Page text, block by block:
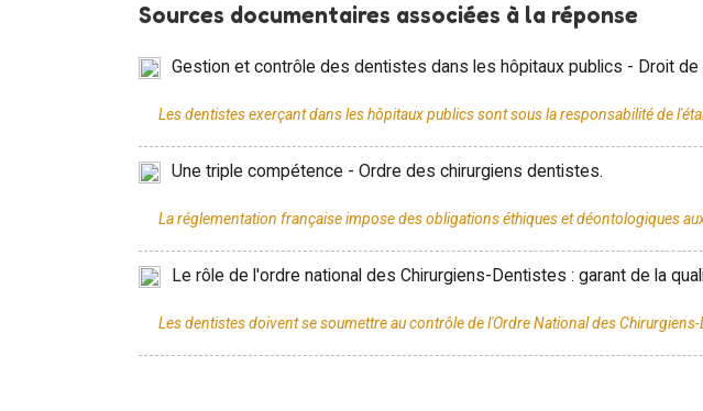
Sources documentaires associées à la réponse
Gestion et contrôle des dentistes dans les hôpitaux publics - Droit de
Une triple compétence - Ordre des chirurgiens dentistes.
Le rôle de l'ordre national des Chirurgiens-Dentistes : garant de la